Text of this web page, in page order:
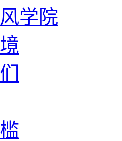
学院